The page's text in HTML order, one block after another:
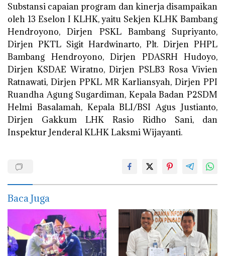
Substansi capaian program dan kinerja disampaikan
oleh 13 Eselon I KLHK, yaitu Sekjen KLHK Bambang
Hendroyono, Dirjen PSKL Bambang Supriyanto,
Dirjen PKTL Sigit Hardwinarto, Plt. Dirjen PHPL
Bambang Hendroyono, Dirjen PDASRH Hudoyo,
Dirjen KSDAE Wiratno, Dirjen PSLB3 Rosa Vivien
Ratnawati, Dirjen PPKL MR Karliansyah, Dirjen PPI
Ruandha Agung Sugardiman, Kepala Badan P2SDM
Helmi Basalamah, Kepala BLI/BSI Agus Justianto,
Dirjen Gakkum LHK Rasio Ridho Sani, dan
Inspektur Jenderal KLHK Laksmi Wijayanti.
Baca Juga